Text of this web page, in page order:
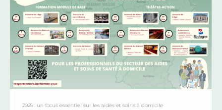
2025 : un focus essentiel sur les aides et soins à domicile